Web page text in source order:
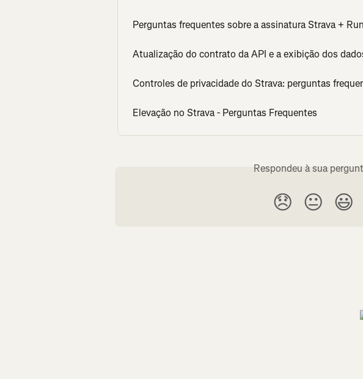
Perguntas frequentes sobre a assinatura Strava +
Atualização do contrato da API e a exibição dos
Controles de privacidade do Strava: perguntas
Elevação no Strava - Perguntas Frequentes
Respondeu à sua
😞 😐 😃